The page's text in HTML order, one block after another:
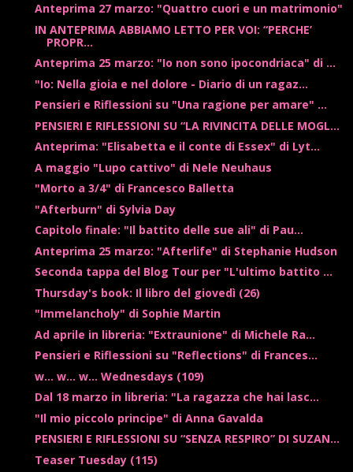
Anteprima 27 marzo: "Quattro cuori e un matrimonio"
IN ANTEPRIMA ABBIAMO LETTO PER VOI: “PERCHE’
PROPR...
Anteprima 25 marzo: "Io non sono ipocondriaca" di ...
"Io: Nella gioia e nel dolore - Diario di un ragaz...
Pensieri e Riflessioni su "Una ragione per amare" ...
PENSIERI E RIFLESSIONI SU “LA RIVINCITA DELLE MOGL...
Anteprima: "Elisabetta e il conte di Essex" di Lyt...
A maggio "Lupo cattivo" di Nele Neuhaus
"Morto a 3/4" di Francesco Balletta
"Afterburn" di Sylvia Day
Capitolo finale: "Il battito delle sue ali" di Pau...
Anteprima 25 marzo: "Afterlife" di Stephanie Hudson
Seconda tappa del Blog Tour per "L'ultimo battito ...
Thursday's book: Il libro del giovedì (26)
"Immelancholy" di Sophie Martin
Ad aprile in libreria: "Extraunione" di Michele Ra...
Pensieri e Riflessioni su "Reflections" di Frances...
w... w... w... Wednesdays (109)
Dal 18 marzo in libreria: "La ragazza che hai lasc...
"Il mio piccolo principe" di Anna Gavalda
PENSIERI E RIFLESSIONI SU “SENZA RESPIRO” DI SUZAN...
Teaser Tuesday (115)